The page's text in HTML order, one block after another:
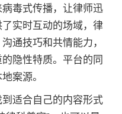
毒式传播，让律师迅
实时互动的场域，律
通技巧和共情能力，
隐性特质。平台的同
案源。
适合自己的内容形式